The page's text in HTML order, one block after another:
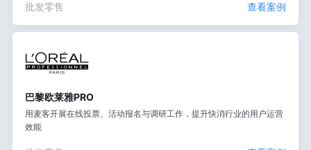
批发零售 查看案例
巴黎欧莱雅PRO
用麦客开展在线投票、活动报名与调研工作，提升快消行业的用户运营
效能